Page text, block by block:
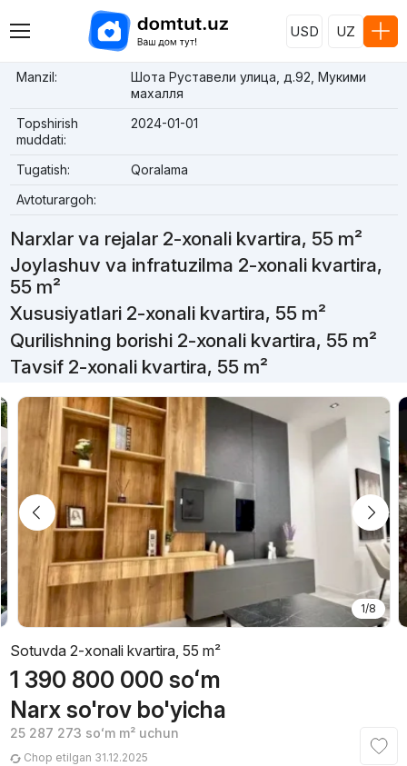
USD UZ
Manzil:
Шота Руставели улица, д.92, Мукими
махалля
Topshirish
muddati:
2024-01-01
Tugatish:
Qoralama
Avtoturargoh:
Narxlar va rejalar 2-xonali kvartira, 55 m²
Joylashuv va infratuzilma 2-xonali kvartira,
55 m²
Xususiyatlari 2-xonali kvartira, 55 m²
Qurilishning borishi 2-xonali kvartira, 55 m²
Tavsif 2-xonali kvartira, 55 m²
1/8
Sotuvda 2-xonali kvartira, 55 m²
1 390 800 000 soʻm
Narx so'rov bo'yicha
25 287 273 soʻmm² uchun
Chop etilgan 31.12.2025